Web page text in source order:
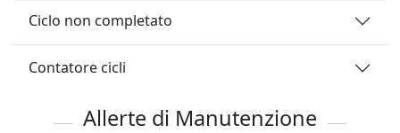
Ciclo non completato
Contatore cicli
Allerte di Manutenzione